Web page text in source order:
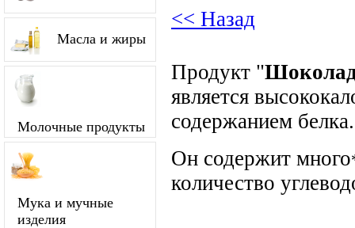
Масла и жиры
Молочные продукты
Мука и мучные
изделия
<< Назад
Продукт "
является
содержанием белка.
Он содержит много
количество